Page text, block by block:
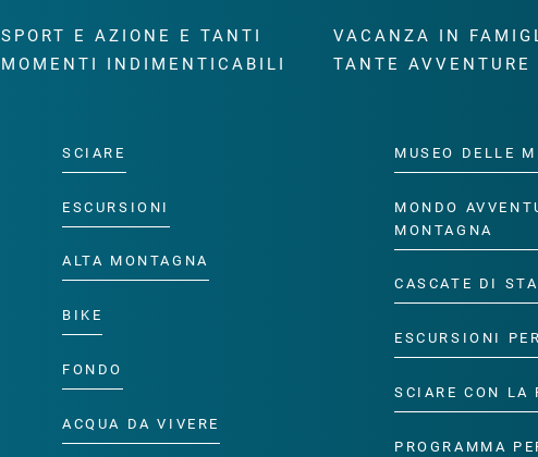
SPORT E AZIONE E TANTI
MOMENTI INDIMENTICABILI
SCIARE
ESCURSIONI
ALTA MONTAGNA
BIKE
FONDO
ACQUA DA VIVERE
VACANZA IN
TANTE AVVENTURE
MUSEO DELLE
MONDO
MONTAGNA
CASCATE DI
ESCURSIONI
SCIARE CON LA
PROGRAMMA